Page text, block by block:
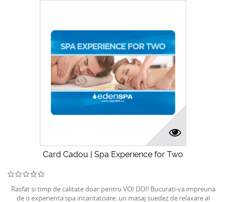
Card Cadou | Spa Experience for Two
Rasfat si timp de calitate doar pentru VOI DOI! Bucurati-va impreuna
de o experienta spa incantatoare: un masaj suedez de relaxare al